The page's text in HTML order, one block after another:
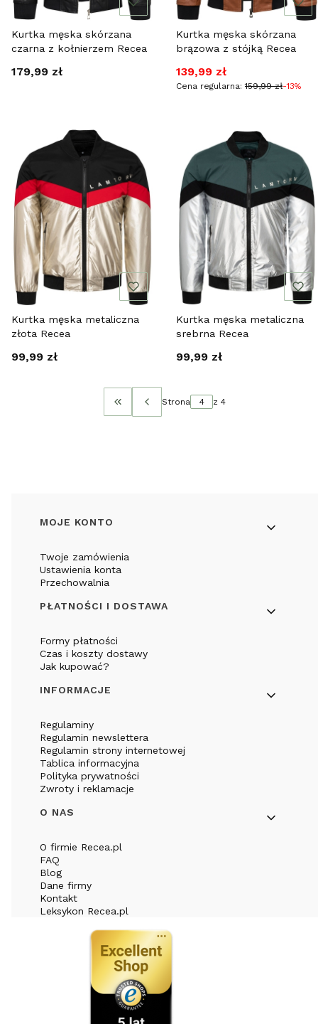
Kurtka męska skórzana
czarna z kołnierzem Recea
Cena
179,99 zł
Kurtka męska skórzana
brązowa z stójką Recea
Cena promocyjna
139,99 zł
Cena regularna: 159,99 zł-13%
Kurtka męska metaliczna
złota Recea
Cena
99,99 zł
Kurtka męska metaliczna
srebrna Recea
Cena
99,99 zł
Wróć do pierwszej strony z produktami
Strona z 4
Linki w stopce
MOJE KONTO
Twoje zamówienia
Ustawienia konta
Przechowalnia
PŁATNOŚCI I DOSTAWA
Formy płatności
Czas i koszty dostawy
Jak kupować?
INFORMACJE
Regulaminy
Regulamin newslettera
Regulamin strony internetowej
Tablica informacyjna
Polityka prywatności
Zwroty i reklamacje
O NAS
O firmie Recea.pl
FAQ
Blog
Dane firmy
Kontakt
Leksykon Recea.pl